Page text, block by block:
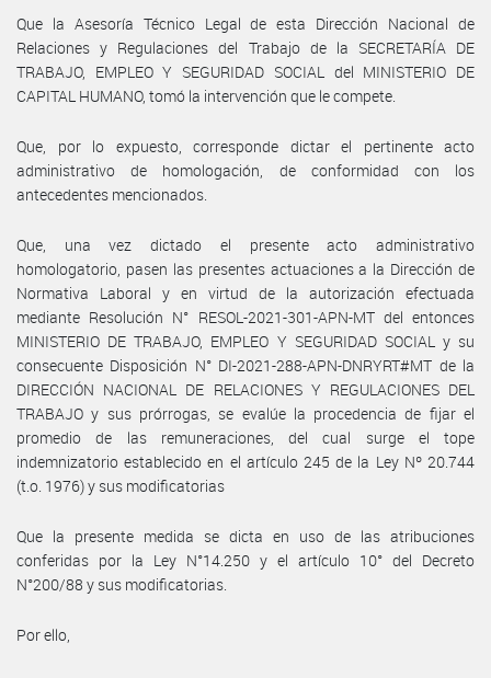
Que la Asesoría Técnico Legal de esta Dirección Nacional de
Relaciones y Regulaciones del Trabajo de la SECRETARÍA DE
TRABAJO, EMPLEO Y SEGURIDAD SOCIAL del MINISTERIO DE
CAPITAL HUMANO, tomó la intervención que le compete.
Que, por lo expuesto, corresponde dictar el pertinente acto
administrativo de homologación, de conformidad con los
antecedentes mencionados.
Que, una vez dictado el presente acto administrativo
homologatorio, pasen las presentes actuaciones a la Dirección de
Normativa Laboral y en virtud de la autorización efectuada
mediante Resolución N° RESOL-2021-301-APN-MT del entonces
MINISTERIO DE TRABAJO, EMPLEO Y SEGURIDAD SOCIAL y su
consecuente Disposición N° DI-2021-288-APN-DNRYRT#MT de la
DIRECCIÓN NACIONAL DE RELACIONES Y REGULACIONES DEL
TRABAJO y sus prórrogas, se evalúe la procedencia de fijar el
promedio de las remuneraciones, del cual surge el tope
indemnizatorio establecido en el artículo 245 de la Ley Nº 20.744
(t.o. 1976) y sus modificatorias
Que la presente medida se dicta en uso de las atribuciones
conferidas por la Ley N°14.250 y el artículo 10° del Decreto
N°200/88 y sus modificatorias.
Por ello,